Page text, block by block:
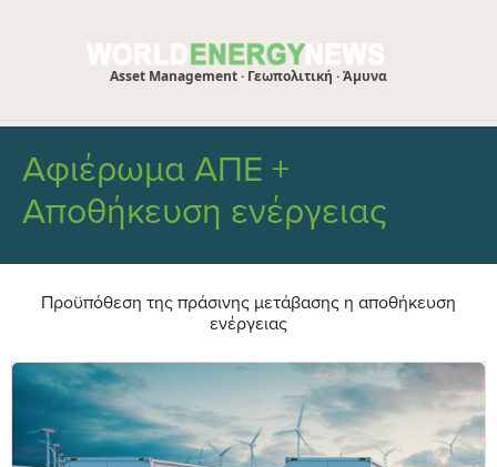
Asset Management · Γεωπολιτική · Άμυνα
Αφιέρωμα ΑΠΕ +
Αποθήκευση ενέργειας
Προϋπόθεση της πράσινης μετάβασης η αποθήκευση
ενέργειας